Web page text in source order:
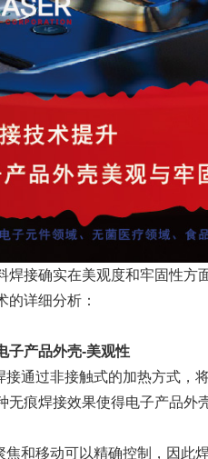
焊接确实在美观度和牢固性
的详细分析：
子产品外壳-美观性
接通过非接触式的加热方式，
无痕焊接效果使得电子产品外
焦和移动可以精确控制，因此